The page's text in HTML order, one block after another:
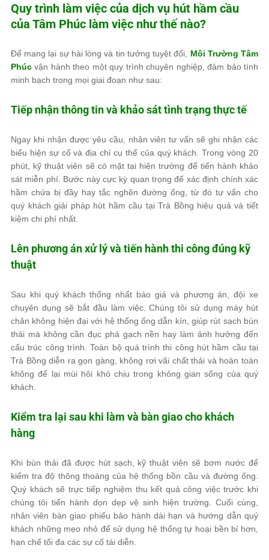
Quy trình làm việc của dịch vụ hút hầm cầu
của Tâm Phúc làm việc như thế nào?
Để mang lại sự hài lòng và tin tưởng tuyệt đối, Môi Trường Tâm
Phúc vận hành theo một quy trình chuyên nghiệp, đảm bảo tính
minh bạch trong mọi giai đoạn như sau:
Tiếp nhận thông tin và khảo sát tình trạng thực tế
Ngay khi nhận được yêu cầu, nhân viên tư vấn sẽ ghi nhận các
biểu hiện sự cố và địa chỉ cụ thể của quý khách. Trong vòng 20
phút, kỹ thuật viên sẽ có mặt tại hiện trường để tiến hành khảo
sát miễn phí. Bước này cực kỳ quan trọng để xác định chính xác
hầm chứa bị đầy hay tắc nghẽn đường ống, từ đó tư vấn cho
quý khách giải pháp hút hầm cầu tại Trà Bồng hiệu quả và tiết
kiệm chi phí nhất.
Lên phương án xử lý và tiến hành thi công đúng kỹ
thuật
Sau khi quý khách thống nhất báo giá và phương án, đội xe
chuyên dụng sẽ bắt đầu làm việc. Chúng tôi sử dụng máy hút
chân không hiện đại với hệ thống ống dẫn kín, giúp rút sạch bùn
thải mà không cần đục phá gạch nền hay làm ảnh hưởng đến
cấu trúc công trình. Toàn bộ quá trình thi công hút hầm cầu tại
Trà Bồng diễn ra gọn gàng, không rơi vãi chất thải và hoàn toàn
không để lại mùi hôi khó chịu trong không gian sống của quý
khách.
Kiểm tra lại sau khi làm và bàn giao cho khách
hàng
Khi bùn thải đã được hút sạch, kỹ thuật viên sẽ bơm nước để
kiểm tra độ thông thoáng của hệ thống bồn cầu và đường ống.
Quý khách sẽ trực tiếp nghiệm thu kết quả công việc trước khi
chúng tôi tiến hành dọn dẹp vệ sinh hiện trường. Cuối cùng,
nhân viên bàn giao phiếu bảo hành dài hạn và hướng dẫn quý
khách những mẹo nhỏ để sử dụng hệ thống tự hoại bền bỉ hơn,
hạn chế tối đa các sự cố tái diễn.